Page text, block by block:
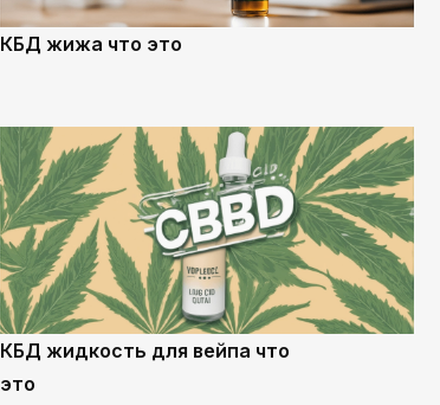
КБД жижа что это
КБД жидкость для вейпа что
это